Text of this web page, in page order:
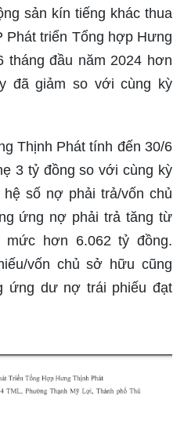
sản kín tiếng khác thua
Phát triển Tổng hợp Hưng
tháng đầu năm 2024 hơn
đã giảm so với cùng kỳ
Thịnh Phát tính đến 30/6
3 tỷ đồng so với cùng kỳ
số nợ phải trả/vốn chủ
ứng nợ phải trả tăng từ
hơn 6.062 tỷ đồng.
vốn chủ sở hữu cũng
ứng dư nợ trái phiếu đạt